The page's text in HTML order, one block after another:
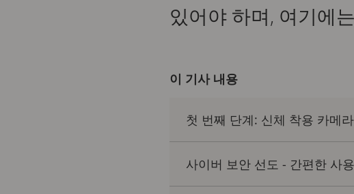
있어야 하며, 여기에
이 기사 내용
첫 번째 단계: 신체 착용 카메
사이버 보안 선도 - 간편한 사